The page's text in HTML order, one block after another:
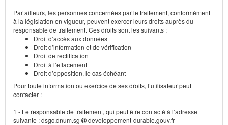
Par ailleurs, les personnes concernées par le traitement, conformément
à la législation en vigueur, peuvent exercer leurs droits auprès du
responsable de traitement. Ces droits sont les suivants :
Droit d’accès aux données
Droit d’information et de vérification
Droit de rectification
Droit à l’effacement
Droit d’opposition, le cas échéant
Pour toute information ou exercice de ses droits, l’utilisateur peut
contacter :
1 - Le responsable de traitement, qui peut être contacté à l’adresse
suivante : dsgc.dnum.sg
developpement-durable.gouv.fr